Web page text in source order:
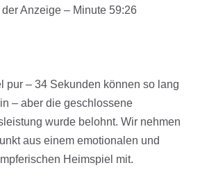
der Anzeige – Minute 59:26
pur – 34 Sekunden können so lang
– aber die geschlossene
wurde belohnt. Wir nehmen
aus einem emotionalen und
Heimspiel mit.